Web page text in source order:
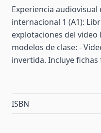
Experiencia audiovisual
internacional 1 (A1):
explotaciones del
modelos de clase: -
invertida. Incluye
ISBN